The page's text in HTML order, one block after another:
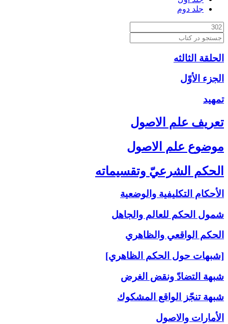
جلد دوم
الحلقة الثالثه
الجزء الأوّل‏
تمهيد
تعريف علم الاصول‏
موضوع علم الاصول‏
الحكم الشرعيّ وتقسيماته‏
الأحكام التكليفية والوضعية
شمول الحكم للعالم والجاهل
الحكم الواقعي والظاهري
[شبهات حول الحكم الظاهري]
شبهة التضادّ ونقض الغرض
شبهة تنجّز الواقع المشكوك
الأمارات والاصول